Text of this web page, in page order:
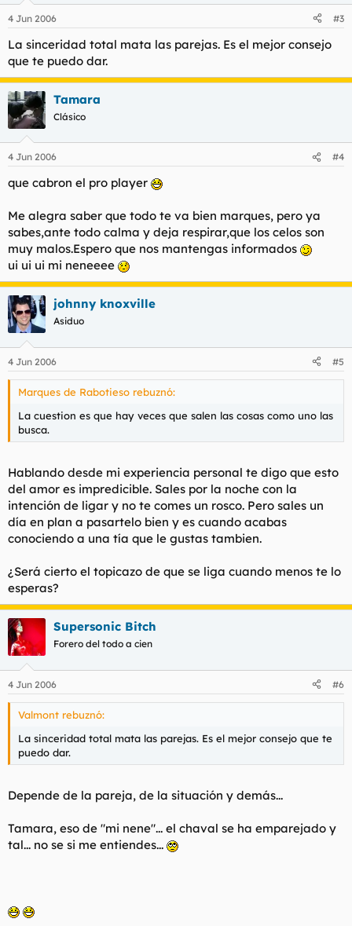
4 Jun 2006 #3
La sinceridad total mata las parejas. Es el mejor consejo
que te puedo dar.
Tamara
Clásico
4 Jun 2006 #4
que cabron el pro player
Me alegra saber que todo te va bien marques, pero ya
sabes,ante todo calma y deja respirar,que los celos son
muy malos.Espero que nos mantengas informados
ui ui ui mi neneeee
johnny knoxville
Asiduo
4 Jun 2006 #5
Marques de Rabotieso rebuznó:
La cuestion es que hay veces que salen las cosas como uno las
busca.
Hablando desde mi experiencia personal te digo que esto
del amor es impredicible. Sales por la noche con la
intención de ligar y no te comes un rosco. Pero sales un
día en plan a pasartelo bien y es cuando acabas
conociendo a una tía que le gustas tambien.
¿Será cierto el topicazo de que se liga cuando menos te lo
esperas?
Supersonic Bitch
Forero del todo a cien
4 Jun 2006 #6
Valmont rebuznó:
La sinceridad total mata las parejas. Es el mejor consejo que te
puedo dar.
Depende de la pareja, de la situación y demás...
Tamara, eso de "mi nene"... el chaval se ha emparejado y
tal... no se si me entiendes...